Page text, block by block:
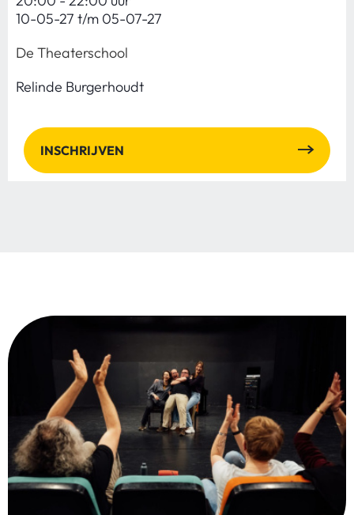
10-05-27 t/m 05-07-27
De Theaterschool
Relinde Burgerhoudt
INSCHRIJVEN